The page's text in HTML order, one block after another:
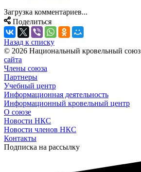
Загрузка комментариев...
Поделиться
Назад к списку
© 2026 Национальный кровельный союз
сайта
Члены союза
Партнеры
Учебный центр
Информационная деятельность
Информационный кровельный центр
О союзе
Новости НКС
Новости членов НКС
Контакты
Подписка на рассылку